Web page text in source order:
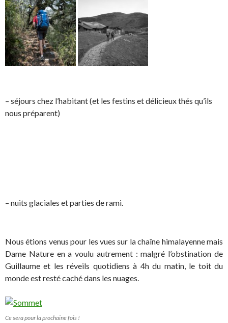
– séjours chez l’habitant (et les festins et délicieux thés qu’ils
nous préparent)
– nuits glaciales et parties de rami.
Nous étions venus pour les vues sur la chaîne himalayenne mais
Dame Nature en a voulu autrement : malgré l’obstination de
Guillaume et les réveils quotidiens à 4h du matin, le toit du
monde est resté caché dans les nuages.
Ce sera pour la prochaine fois !